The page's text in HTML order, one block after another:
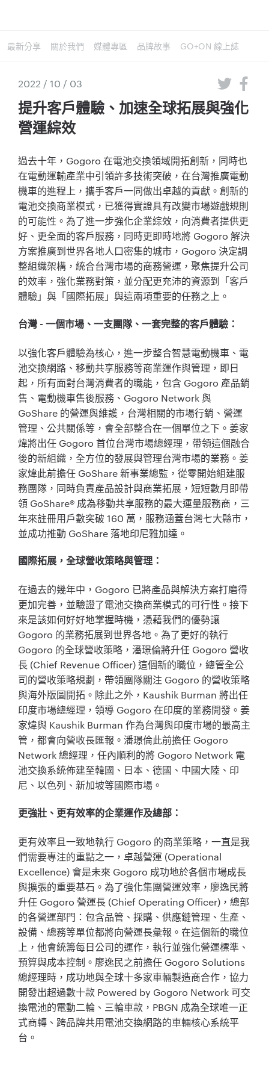
最新分享 關於我們 媒體專區 品牌故事 GO+ON 線上誌
2022 / 10 / 03
提升客戶體驗、加速全球拓展與強化
營運綜效
過去十年，Gogoro 在電池交換領域開拓創新，同時也
在電動運輸產業中引領許多技術突破，在台灣推廣電動
機車的進程上，攜手客戶一同做出卓越的貢獻。創新的
電池交換商業模式，已獲得實證具有改變市場遊戲規則
的可能性。為了進一步強化企業綜效，向消費者提供更
好、更全面的客戶服務，同時更即時地將 Gogoro 解決
方案推廣到世界各地人口密集的城市，Gogoro 決定調
整組織架構，統合台灣市場的商務營運，聚焦提升公司
的效率，強化業務對策，並分配更充沛的資源到「客戶
體驗」與「國際拓展」與這兩項重要的任務之上。
台灣 - 一個市場、一支團隊、一套完整的客戶體驗：
以強化客戶體驗為核心，進一步整合智慧電動機車、電
池交換網路、移動共享服務等商業運作與管理，即日
起，所有面對台灣消費者的職能，包含 Gogoro 產品銷
售、電動機車售後服務、Gogoro Network 與
GoShare 的營運與維護，台灣相關的市場行銷、營運
管理、公共關係等，會全部整合在一個單位之下。姜家
煒將出任 Gogoro 首位台灣市場總經理，帶領這個融合
後的新組織，全方位的發展與管理台灣市場的業務。姜
家煒此前擔任 GoShare 新事業總監，從零開始組建服
務團隊，同時負責產品設計與商業拓展，短短數月即帶
領 GoShare® 成為移動共享服務的最大運量服務商，三
年來註冊用戶數突破 160 萬，服務涵蓋台灣七大縣市，
並成功推動 GoShare 落地印尼雅加達。
國際拓展，全球營收策略與管理：
在過去的幾年中，Gogoro 已將產品與解決方案打磨得
更加完善，並驗證了電池交換商業模式的可行性。接下
來是該如何好好地掌握時機，憑藉我們的優勢讓
Gogoro 的業務拓展到世界各地。為了更好的執行
Gogoro 的全球營收策略，潘璟倫將升任 Gogoro 營收
長 (Chief Revenue Officer) 這個新的職位，總管全公
司的營收策略規劃，帶領團隊關注 Gogoro 的營收策略
與海外版圖開拓。除此之外，Kaushik Burman 將出任
印度市場總經理，領導 Gogoro 在印度的業務開發。姜
家煒與 Kaushik Burman 作為台灣與印度市場的最高主
管，都會向營收長匯報。潘璟倫此前擔任 Gogoro
Network 總經理，任內順利的將 Gogoro Network 電
池交換系統佈建至韓國、日本、德國、中國大陸、印
尼、以色列、新加坡等國際市場。
更強壯、更有效率的企業運作及總部：
更有效率且一致地執行 Gogoro 的商業策略，一直是我
們需要專注的重點之一，卓越營運 (Operational
Excellence) 會是未來 Gogoro 成功地於各個市場成長
與擴張的重要基石。為了強化集團營運效率，廖逸民將
升任 Gogoro 營運長 (Chief Operating Officer)，總部
的各營運部門：包含品管、採購、供應鏈管理、生產、
設備、總務等單位都將向營運長彙報。在這個新的職位
上，他會統籌每日公司的運作，執行並強化營運標準、
預算與成本控制。廖逸民之前擔任 Gogoro Solutions
總經理時，成功地與全球十多家車輛製造商合作，協力
開發出超過數十款 Powered by Gogoro Network 可交
換電池的電動二輪、三輪車款，PBGN 成為全球唯一正
式商轉、跨品牌共用電池交換網路的車輛核心系統平
台。